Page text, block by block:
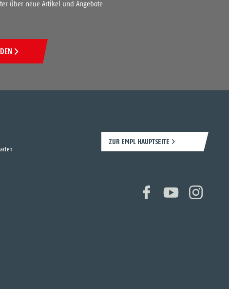
über neue Artikel und Angebote
ZUR EMPL HAUPTSEITE